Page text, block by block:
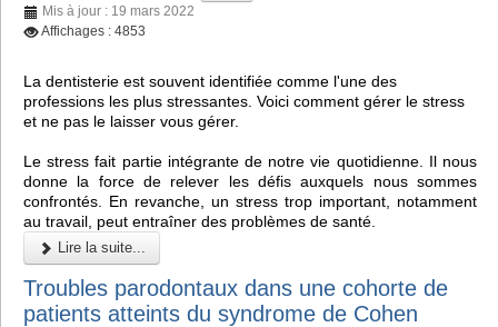
Mis à jour : 19 mars 2022
Affichages : 4853
La dentisterie est souvent identifiée comme l'une des
professions les plus stressantes. Voici comment gérer le stress
et ne pas le laisser vous gérer.
Le stress fait partie intégrante de notre vie quotidienne. Il nous
donne la force de relever les défis auxquels nous sommes
confrontés. En revanche, un stress trop important, notamment
au travail, peut entraîner des problèmes de santé.
Lire la suite...
Troubles parodontaux dans une cohorte de
patients atteints du syndrome de Cohen